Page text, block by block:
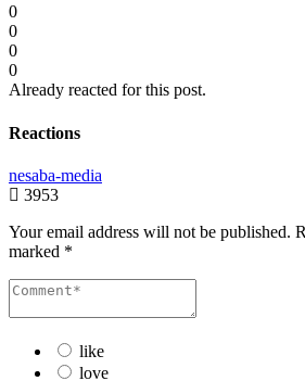
0
0
0
0
Already reacted for this post.
Reactions
nesaba-media
3953
Your email address will not be published.
marked *
like
love